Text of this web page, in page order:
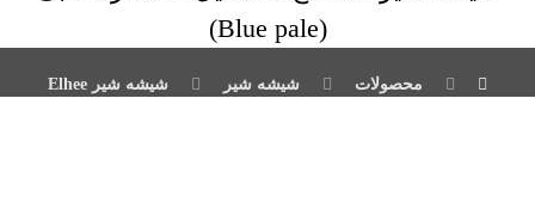
(Blue pale)
محصولات شیشه شیر شیشه شیر Elhee